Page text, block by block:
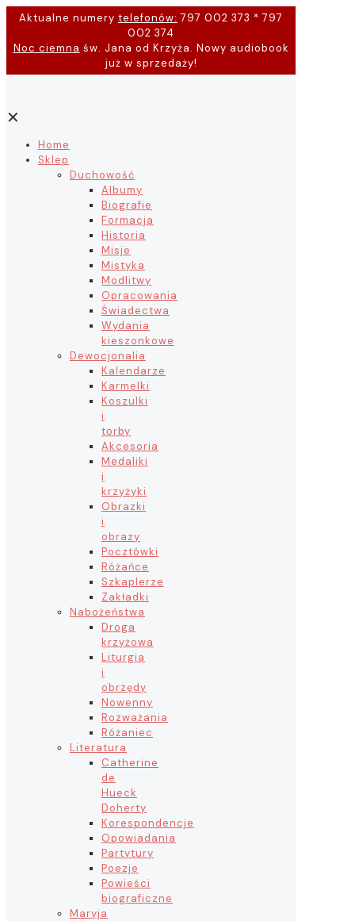
Aktualne numery telefonów: 797 002 373 * 797
002 374
Noc ciemna św. Jana od Krzyża. Nowy audiobook
już w sprzedaży!
✕
Home
Sklep
Duchowość
Albumy
Biografie
Formacja
Historia
Misje
Mistyka
Modlitwy
Opracowania
Świadectwa
Wydania
kieszonkowe
Dewocjonalia
Kalendarze
Karmelki
Koszulki
i
torby
Akcesoria
Medaliki
i
krzyżyki
Obrazki
i
obrazy
Pocztówki
Różańce
Szkaplerze
Zakładki
Nabożeństwa
Droga
krzyżowa
Liturgia
i
obrzędy
Nowenny
Rozważania
Różaniec
Literatura
Catherine
de
Hueck
Doherty
Korespondencje
Opowiadania
Partytury
Poezje
Powieści
biograficzne
Maryja